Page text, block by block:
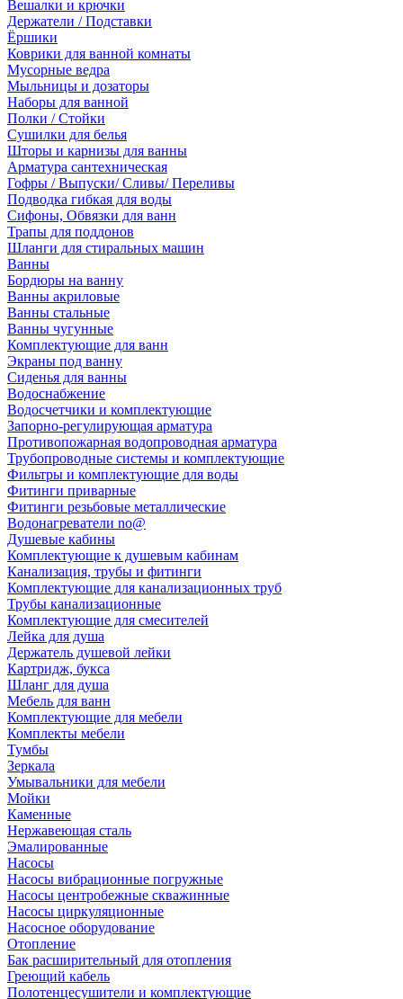
Вешалки и крючки
Держатели / Подставки
Ёршики
Коврики для ванной комнаты
Мусорные ведра
Мыльницы и дозаторы
Наборы для ванной
Полки / Стойки
Сушилки для белья
Шторы и карнизы для ванны
Арматура сантехническая
Гофры / Выпуски/ Сливы/ Переливы
Подводка гибкая для воды
Сифоны, Обвязки для ванн
Трапы для поддонов
Шланги для стиральных машин
Ванны
Бордюры на ванну
Ванны акриловые
Ванны стальные
Ванны чугунные
Комплектующие для ванн
Экраны под ванну
Сиденья для ванны
Водоснабжение
Водосчетчики и комплектующие
Запорно-регулирующая арматура
Противопожарная водопроводная арматура
Трубопроводные системы и комплектующие
Фильтры и комплектующие для воды
Фитинги приварные
Фитинги резьбовые металлические
Водонагреватели no@
Душевые кабины
Комплектующие к душевым кабинам
Канализация, трубы и фитинги
Комплектующие для канализационных труб
Трубы канализационные
Комплектующие для смесителей
Лейка для душа
Держатель душевой лейки
Картридж, букса
Шланг для душа
Мебель для ванн
Комплектующие для мебели
Комплекты мебели
Тумбы
Зеркала
Умывальники для мебели
Мойки
Каменные
Нержавеющая сталь
Эмалированные
Насосы
Насосы вибрационные погружные
Насосы центробежные скважинные
Насосы циркуляционные
Насосное оборудование
Отопление
Бак расширительный для отопления
Греющий кабель
Полотенцесушители и комплектующие